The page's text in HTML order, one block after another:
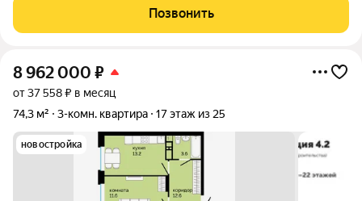
31.08.2026) - Скидка до 3% за каждого ребёнка (до 31.08.2026)
- Материнский
Позвонить
8 962 000 ₽
от 37 558 ₽ в месяц
74,3 м²
3-комн. квартира 17 этаж из 25
новостройка